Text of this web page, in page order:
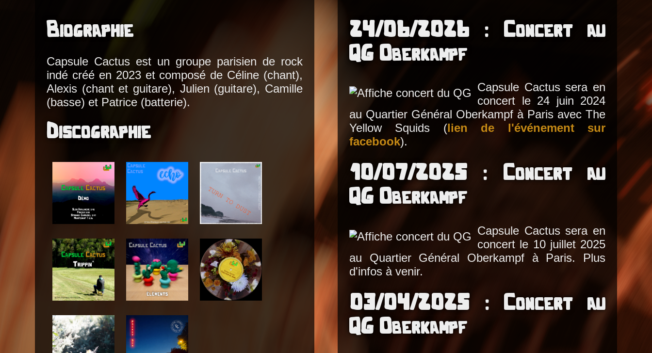
Biographie
Capsule Cactus est un groupe parisien de rock
indé créé en 2023 et composé de Céline (chant),
Alexis (chant et guitare), Julien (guitare), Camille
(basse) et Patrice (batterie).
Discographie
24/06/2026 : Concert au
QG Oberkampf
Capsule Cactus sera en
concert le 24 juin 2024
au Quartier Général Oberkampf à Paris avec The
Yellow Squids (lien de l'événement sur
facebook).
10/07/2025 : Concert au
QG Oberkampf
Capsule Cactus sera en
concert le 10 juillet 2025
au Quartier Général Oberkampf à Paris. Plus
d'infos à venir.
03/04/2025 : Concert au
QG Oberkampf